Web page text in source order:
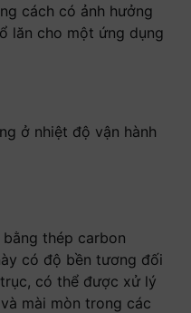
cách có ảnh hưởng
lăn cho một ứng dụng
ở nhiệt độ vận hành
thép carbon
có độ bền tương đối
có thể được xử lý
mài mòn trong các